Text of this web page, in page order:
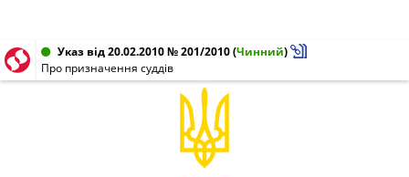
Указ від 20.02.2010 № 201/2010(Чинний)
Про призначення суддів